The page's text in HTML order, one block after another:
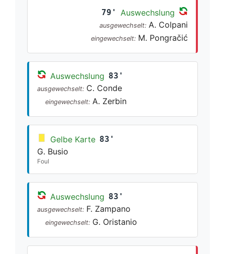
79' Auswechslung
ausgewechselt: A. Colpani
eingewechselt: M. Pongračić
Auswechslung 83'
ausgewechselt: C. Conde
eingewechselt: A. Zerbin
Gelbe Karte 83'
G. Busio
Foul
Auswechslung 83'
ausgewechselt: F. Zampano
eingewechselt: G. Oristanio